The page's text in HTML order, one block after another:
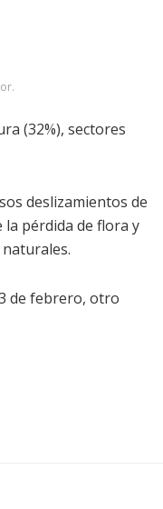
(32%), sectores
deslizamientos de
pérdida de flora y
de febrero, otro